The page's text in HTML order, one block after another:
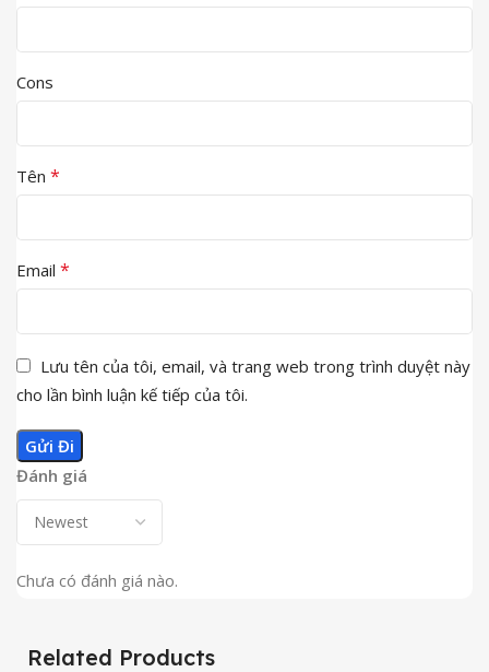
Đánh giá
Chưa có đánh giá nào.
Cons
Tên *
Email *
Lưu tên của tôi, email, và trang web trong trình duyệt này
cho lần bình luận kế tiếp của tôi.
Related Products